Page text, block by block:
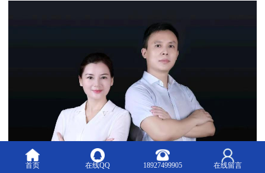
首页 在线QQ 18927499905 在线留言